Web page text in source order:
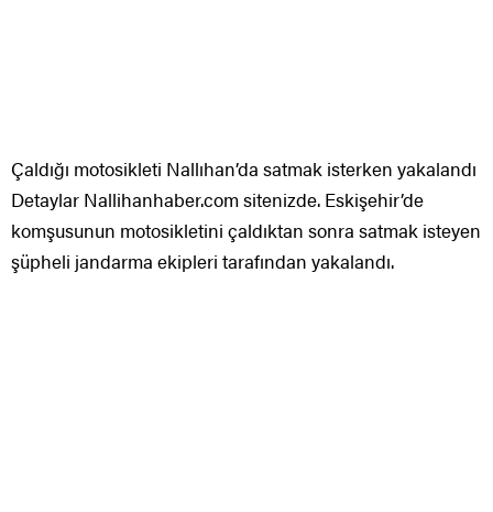
Çaldığı motosikleti Nallıhan’da satmak isterken yakalandı
Detaylar Nallihanhaber.com sitenizde. Eskişehir’de
komşusunun motosikletini çaldıktan sonra satmak isteyen
şüpheli jandarma ekipleri tarafından yakalandı.